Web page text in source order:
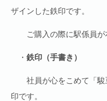
ザインした鉄印です。
ご購入の際に駅係員が
・鉄印（手書き）
社員が心をこめて「駿
印です。